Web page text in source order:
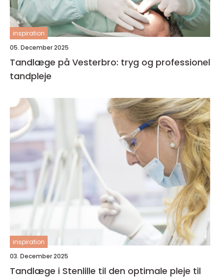
inspiration
05. December 2025
Tandlæge på Vesterbro: tryg og professionel
tandpleje
inspiration
03. December 2025
Tandlæge i Stenlille til den optimale pleje til